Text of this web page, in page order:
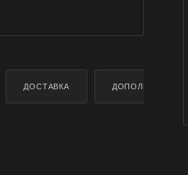
ДОСТАВКА ДОПОЛНИТЕЛЬНО